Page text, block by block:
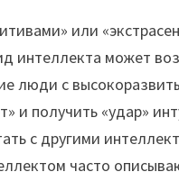
или
интеллекта может
люди с
и получить «удар»
с другими
часто